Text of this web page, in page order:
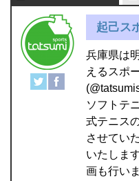
起己ス
兵庫県は
えるスポ
ソフトテ
式テニス
させてい
いたしま
画も行い